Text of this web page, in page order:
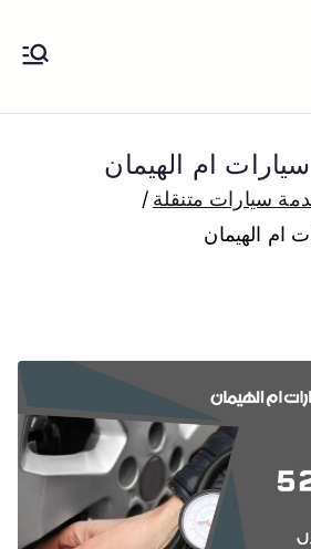
الكويت
بنشر متنقل الكويت كهرباء وبنشر تبديل
الاسعارام الهيمان
سيارات متنقلة
ام الهيمان